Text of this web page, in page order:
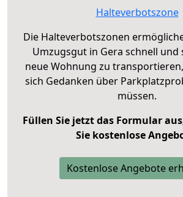
Halteverbotszone
Die Halteverbotszonen
Umzugsgut in Gera schnell und
neue Wohnung zu
sich Gedanken über
müssen.
Füllen Sie jetzt das Formular
Sie kostenlose
Kostenlose Angebote